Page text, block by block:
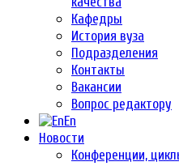
Кафедры
История вуза
Подразделения
Контакты
Вакансии
Вопрос редактору
En
Новости
Конференции,